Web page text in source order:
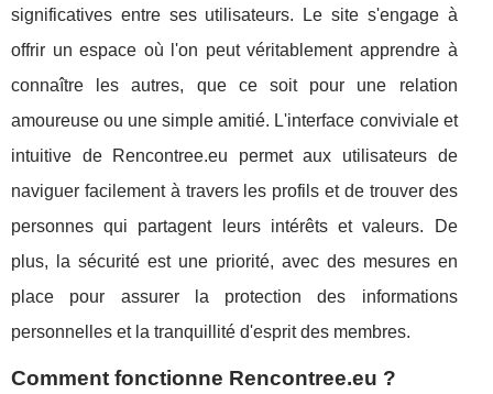
significatives entre ses utilisateurs. Le site s'engage à
offrir un espace où l'on peut véritablement apprendre à
connaître les autres, que ce soit pour une relation
amoureuse ou une simple amitié. L'interface conviviale et
intuitive de Rencontree.eu permet aux utilisateurs de
naviguer facilement à travers les profils et de trouver des
personnes qui partagent leurs intérêts et valeurs. De
plus, la sécurité est une priorité, avec des mesures en
place pour assurer la protection des informations
personnelles et la tranquillité d'esprit des membres.
Comment fonctionne Rencontree.eu ?